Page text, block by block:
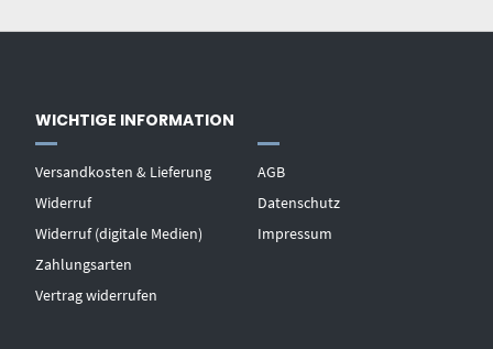
WICHTIGE INFORMATION
Versandkosten & Lieferung
Widerruf
Widerruf (digitale Medien)
Zahlungsarten
Vertrag widerrufen
AGB
Datenschutz
Impressum